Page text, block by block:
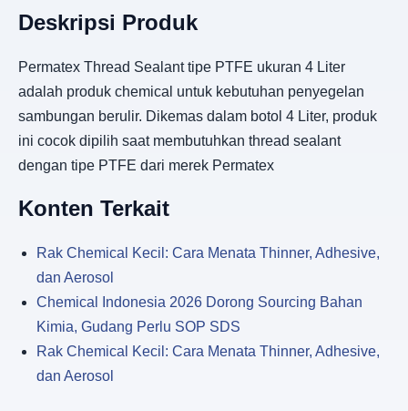
Deskripsi Produk
Permatex Thread Sealant tipe PTFE ukuran 4 Liter
adalah produk chemical untuk kebutuhan penyegelan
sambungan berulir. Dikemas dalam botol 4 Liter, produk
ini cocok dipilih saat membutuhkan thread sealant
dengan tipe PTFE dari merek Permatex
Konten Terkait
Rak Chemical Kecil: Cara Menata Thinner, Adhesive,
dan Aerosol
Chemical Indonesia 2026 Dorong Sourcing Bahan
Kimia, Gudang Perlu SOP SDS
Rak Chemical Kecil: Cara Menata Thinner, Adhesive,
dan Aerosol